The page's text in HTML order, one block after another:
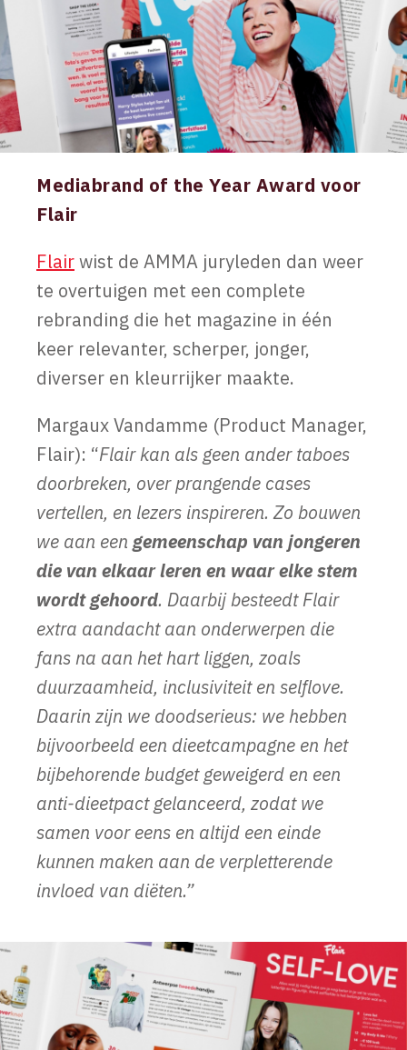
Mediabrand of the Year Award voor
Flair
Flairwist de AMMA juryleden dan weer
te overtuigen met een complete
rebranding die het magazine in één
keer relevanter, scherper, jonger,
diverser en kleurrijker maakte.
Margaux Vandamme (Product Manager,
Flair): “Flair kan als geen ander taboes
doorbreken, over prangende cases
vertellen, en lezers inspireren. Zo bouwen
we aan een gemeenschap van jongeren
die van elkaar leren en waar elke stem
wordt gehoord. Daarbij besteedt Flair
extra aandacht aan onderwerpen die
fans na aan het hart liggen, zoals
duurzaamheid, inclusiviteit en selflove.
Daarin zijn we doodserieus: we hebben
bijvoorbeeld een dieetcampagne en het
bijbehorende budget geweigerd en een
anti-dieetpact gelanceerd, zodat we
samen voor eens en altijd een einde
kunnen maken aan de verpletterende
invloed van diëten.”